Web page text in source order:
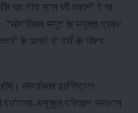
यह पांच साल की कहानी है या
”सोनालिका समूह के संयुक्त प्रबंध
के अगले दो वर्षों के भीतर
सोनालिका इलेक्ट्रिक
पर्यावरण-अनुकूल परिवहन समाधान